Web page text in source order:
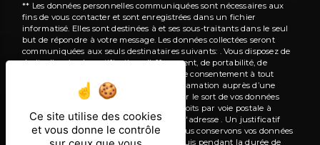
** Les données personnelles communiquées sont nécessaires aux
fins de vous contacter et sont enregistrées dans un fichier
informatisé. Elles sont destinées à et ses sous-traitants dans le seul
but de répondre à votre message. Les données collectées seront
communiquées aux seuls destinataires suivants: . Vous disposez de
droits d’accès, de rectification, d’effacement, de portabilité, de
limitation, d’opposition, de retrait de votre consentement à tout
moment et du droit d’introduire une réclamation auprès d’une
autorité de contrôle, ainsi que d’organiser le sort de vos données
post-mortem. Vous pouvez exercer ces droits par voie postale à
l'adresse ou par courrier électronique à l'adresse . Un justificatif
d'identité pourra vous être demandé. Nous conservons vos données
pendant la période de prise de contact puis pendant la durée de
Ce site utilise des cookies
et vous donne le contrôle